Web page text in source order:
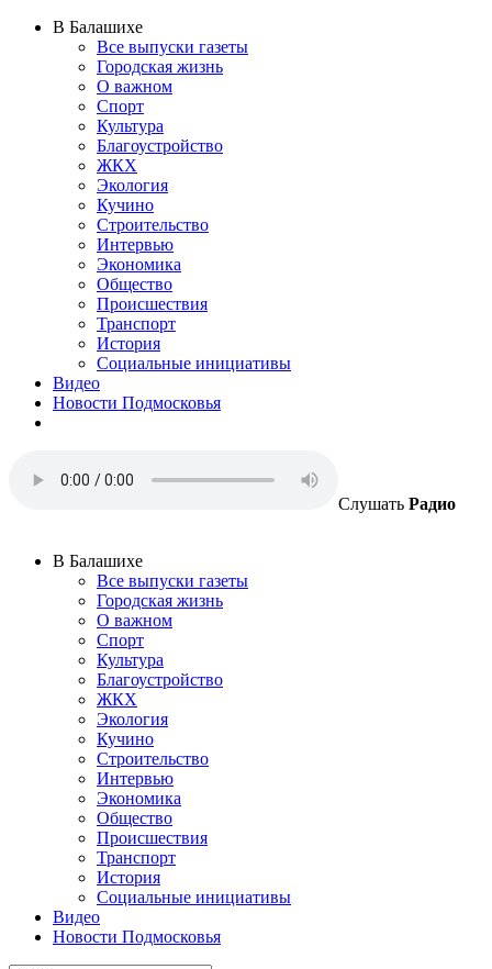
В Балашихе
Все выпуски газеты
Городская жизнь
О важном
Спорт
Культура
Благоустройство
ЖКХ
Экология
Кучино
Строительство
Интервью
Экономика
Общество
Происшествия
Транспорт
История
Социальные инициативы
Видео
Новости Подмосковья
Слушать Радио
В Балашихе
Все выпуски газеты
Городская жизнь
О важном
Спорт
Культура
Благоустройство
ЖКХ
Экология
Кучино
Строительство
Интервью
Экономика
Общество
Происшествия
Транспорт
История
Социальные инициативы
Видео
Новости Подмосковья